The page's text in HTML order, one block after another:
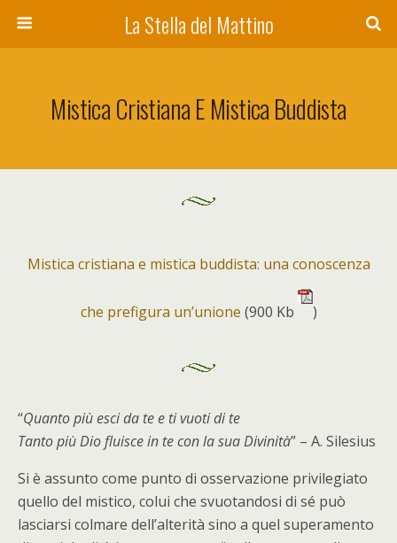
La Stella del Mattino
Mistica Cristiana E Mistica Buddista
Mistica cristiana e mistica buddista: una conoscenza
che prefigura un’unione (900 Kb )
“Quanto più esci da te e ti vuoti di te
Tanto più Dio fluisce in te con la sua Divinità” – A. Silesius
Si è assunto come punto di osservazione privilegiato
quello del mistico, colui che svuotandosi di sé può
lasciarsi colmare dell’alterità sino a quel superamento